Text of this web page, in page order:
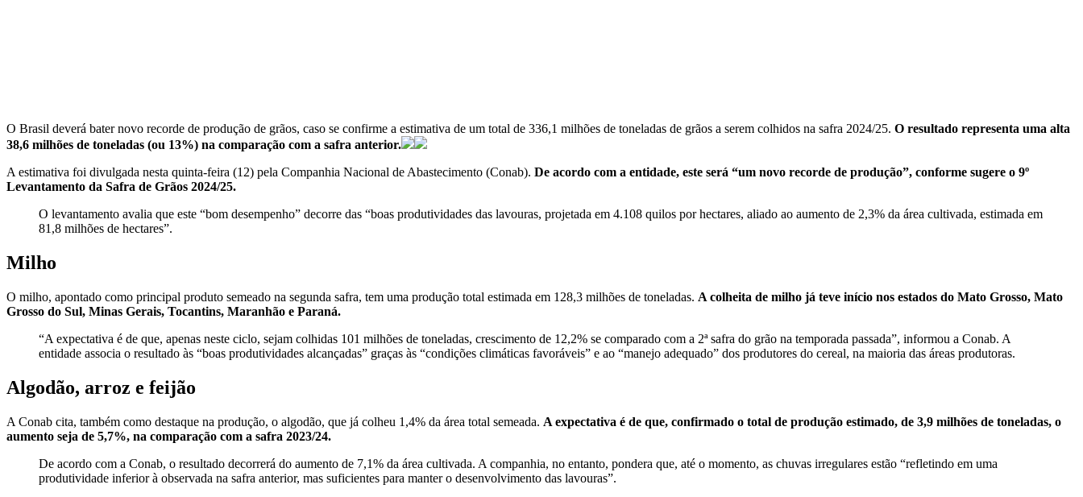
O Brasil deverá bater novo recorde de produção de grãos, caso se confirme a estimativa de um total de 336,1 milhões de toneladas de grãos a serem colhidos na safra 2024/25. O resultado representa uma alta
38,6 milhões de toneladas (ou 13%) na comparação com a safra anterior.
A estimativa foi divulgada nesta quinta-feira (12) pela Companhia Nacional de Abastecimento (Conab). De acordo com a entidade, este será “um novo recorde de produção”, conforme sugere o 9º
Levantamento da Safra de Grãos 2024/25.
O levantamento avalia que este “bom desempenho” decorre das “boas produtividades das lavouras, projetada em 4.108 quilos por hectares, aliado ao aumento de 2,3% da área cultivada, estimada em
81,8 milhões de hectares”.
Milho
O milho, apontado como principal produto semeado na segunda safra, tem uma produção total estimada em 128,3 milhões de toneladas. A colheita de milho já teve início nos estados do Mato Grosso, Mato
Grosso do Sul, Minas Gerais, Tocantins, Maranhão e Paraná.
“A expectativa é de que, apenas neste ciclo, sejam colhidas 101 milhões de toneladas, crescimento de 12,2% se comparado com a 2ª safra do grão na temporada passada”, informou a Conab. A
entidade associa o resultado às “boas produtividades alcançadas” graças às “condições climáticas favoráveis” e ao “manejo adequado” dos produtores do cereal, na maioria das áreas produtoras.
Algodão, arroz e feijão
A Conab cita, também como destaque na produção, o algodão, que já colheu 1,4% da área total semeada. A expectativa é de que, confirmado o total de produção estimado, de 3,9 milhões de toneladas, o
aumento seja de 5,7%, na comparação com a safra 2023/24.
De acordo com a Conab, o resultado decorrerá do aumento de 7,1% da área cultivada. A companhia, no entanto, pondera que, até o momento, as chuvas irregulares estão “refletindo em uma
produtividade inferior à observada na safra anterior, mas suficientes para manter o desenvolvimento das lavouras”.